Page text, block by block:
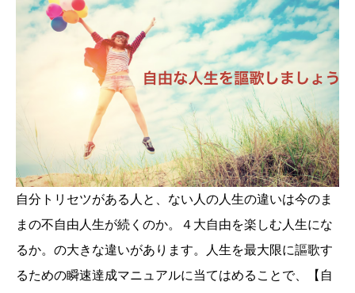
自分トリセツがある人と、ない人の人生の違いは今のま
まの不自由人生が続くのか。４大自由を楽しむ人生にな
るか。の大きな違いがあります。人生を最大限に謳歌す
るための瞬速達成マニュアルに当てはめることで、【自